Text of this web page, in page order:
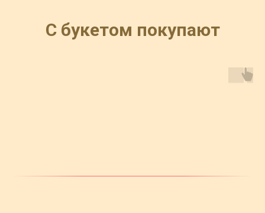
С букетом покупают